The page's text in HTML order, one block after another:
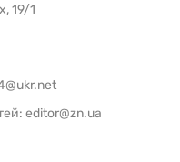
19/1
editor@zn.ua